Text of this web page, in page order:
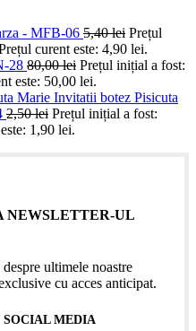
- MFB-06 5,40lei Prețul
curent este: 4,90 lei.
28 80,00lei Prețul inițial a fost:
este: 50,00 lei.
Invitatii botez Pisicuta
2,50lei Prețul inițial a fost:
1,90 lei.
NEWSLETTER-UL
ultimele noastre
cu acces anticipat.
MEDIA